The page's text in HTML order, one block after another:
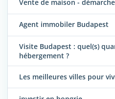
Vente de maison -
Agent immobiler Budapest
Visite Budapest : quel(s)
hébergement ?
Les meilleures villes pour